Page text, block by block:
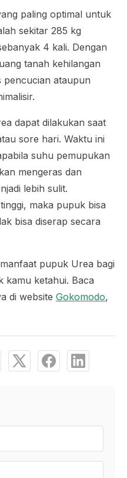
paling optimal untuk
sekitar 285 kg
4 kali. Dengan
tanah kehilangan
pencucian ataupun
dapat dilakukan saat
sore hari. Waktu ini
suhu pemupukan
mengeras dan
lebih sulit.
maka pupuk bisa
bisa diserap secara
pupuk Urea bagi
kamu ketahui. Baca
di website Gokomodo,